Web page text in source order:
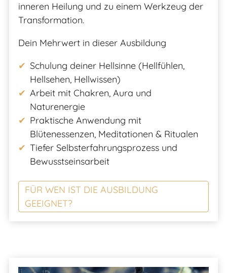
inneren Heilung und zu einem Werkzeug der
Transformation.
Dein Mehrwert in dieser Ausbildung
Schulung deiner Hellsinne (Hellfühlen,
Hellsehen, Hellwissen)
Arbeit mit Chakren, Aura und
Naturenergie
Praktische Anwendung mit
Blütenessenzen, Meditationen & Ritualen
Tiefer Selbsterfahrungsprozess und
Bewusstseinsarbeit
FÜR WEN IST DIE AUSBILDUNG
GEEIGNET?